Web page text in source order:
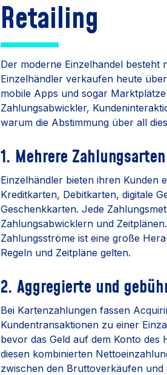
Retailing
Der moderne Einzelhandel besteht
Einzelhändler verkaufen heute
mobile Apps und sogar
Zahlungsabwickler,
warum die Abstimmung über all
1. Mehrere
Einzelhändler bieten ihren Kunden
Kreditkarten, Debitkarten, digitale
Geschenkkarten. Jede
Zahlungsabwicklern und
Zahlungsströme ist eine große
Regeln und Zeitpläne gelten.
2. Aggregierte und
Bei Kartenzahlungen fassen
Kundentransaktionen zu einer
bevor das Geld auf dem Konto des
diesen kombinierten
zwischen den Bruttoverkäufen